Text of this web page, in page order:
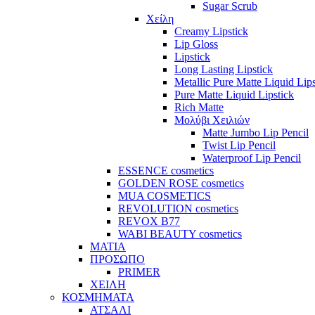
Sugar Scrub
Χείλη
Creamy Lipstick
Lip Gloss
Lipstick
Long Lasting Lipstick
Metallic Pure Matte Liquid
Pure Matte Liquid Lipstick
Rich Matte
Μολύβι Χειλιών
Matte Jumbo Lip Pencil
Twist Lip Pencil
Waterproof Lip Pencil
ESSENCE cosmetics
GOLDEN ROSE cosmetics
MUA COSMETICS
REVOLUTION cosmetics
REVOX B77
WABI BEAUTY cosmetics
ΜΑΤΙΑ
ΠΡΟΣΩΠΟ
PRIMER
ΧΕΙΛΗ
ΚΟΣΜΗΜΑΤΑ
ΑΤΣΑΛΙ